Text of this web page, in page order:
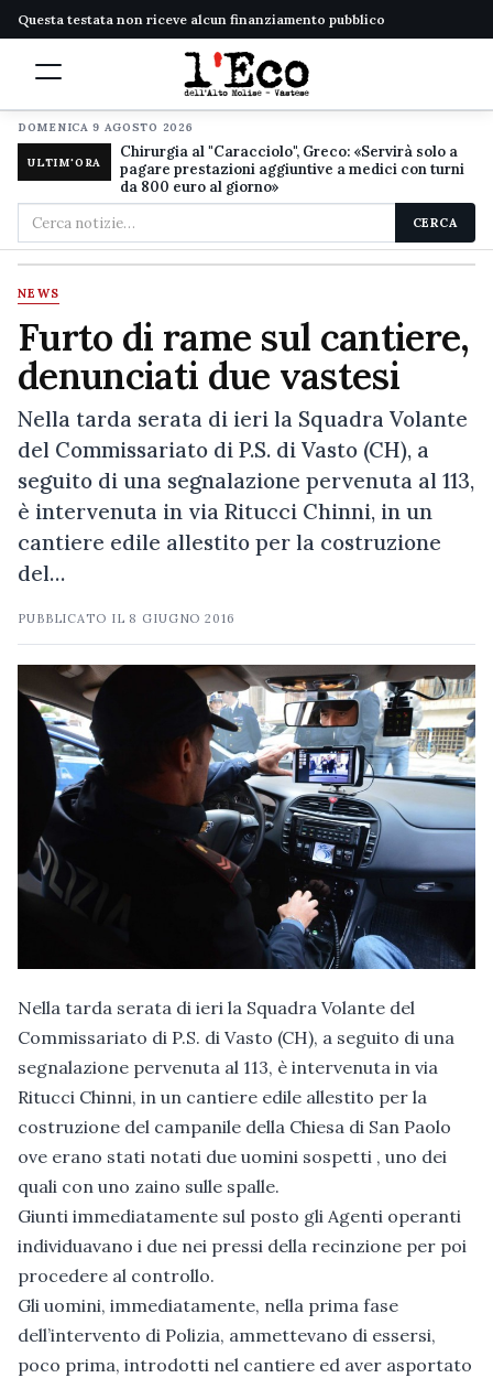
Questa testata non riceve alcun finanziamento pubblico
DOMENICA 9 AGOSTO 2026
ULTIM'ORA
Chirurgia al "Caracciolo", Greco: «Servirà solo a
pagare prestazioni aggiuntive a medici con turni
da 800 euro al giorno»
Cerca
nel
sito
CERCA
NEWS
Furto di rame sul cantiere,
denunciati due vastesi
Nella tarda serata di ieri la Squadra Volante
del Commissariato di P.S. di Vasto (CH), a
seguito di una segnalazione pervenuta al 113,
è intervenuta in via Ritucci Chinni, in un
cantiere edile allestito per la costruzione
del…
PUBBLICATO IL 8 GIUGNO 2016
Nella tarda serata di ieri la Squadra Volante del
Commissariato di P.S. di Vasto (CH), a seguito di una
segnalazione pervenuta al 113, è intervenuta in via
Ritucci Chinni, in un cantiere edile allestito per la
costruzione del campanile della Chiesa di San Paolo
ove erano stati notati due uomini sospetti , uno dei
quali con uno zaino sulle spalle.
Giunti immediatamente sul posto gli Agenti operanti
individuavano i due nei pressi della recinzione per poi
procedere al controllo.
Gli uomini, immediatamente, nella prima fase
dell’intervento di Polizia, ammettevano di essersi,
poco prima, introdotti nel cantiere ed aver asportato